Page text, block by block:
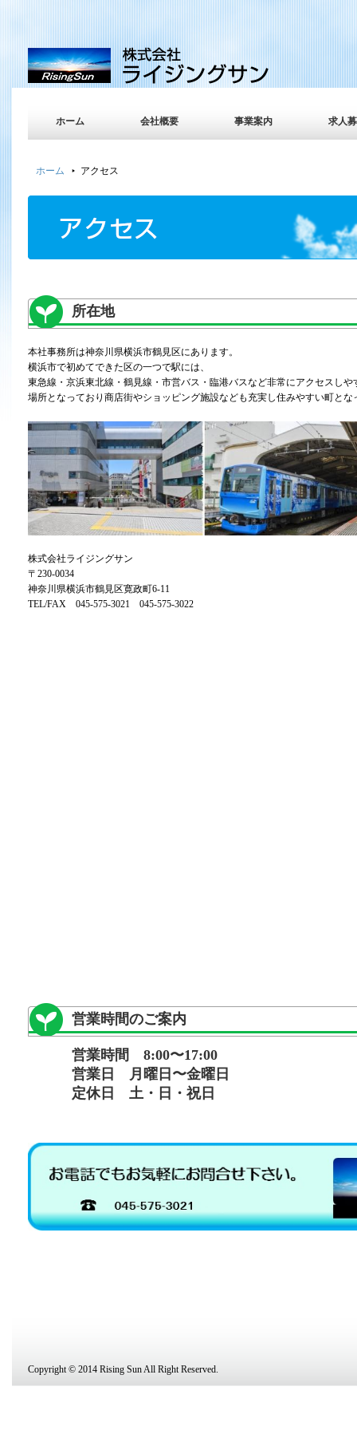
ホーム 会社概要 事業案内 求人
ホーム アクセス
所在地
本社事務所は神奈川県横浜市鶴見区にあります。
横浜市で初めてできた区の一つで駅には、
東急線・京浜東北線・鶴見線・市営バス・臨港バスなど非常にアクセスしや
場所となっており商店街やショッピング施設なども充実し住みやすい町とな
株式会社ライジングサン
〒230-0034
神奈川県横浜市鶴見区寛政町6-11
TEL/FAX 045-575-3021 045-575-3022
営業時間のご案内
営業時間 8:00〜17:00
営業日 月曜日〜金曜日
定休日 土・日・祝日
Copyright © 2014 Rising Sun All Right Reserved.